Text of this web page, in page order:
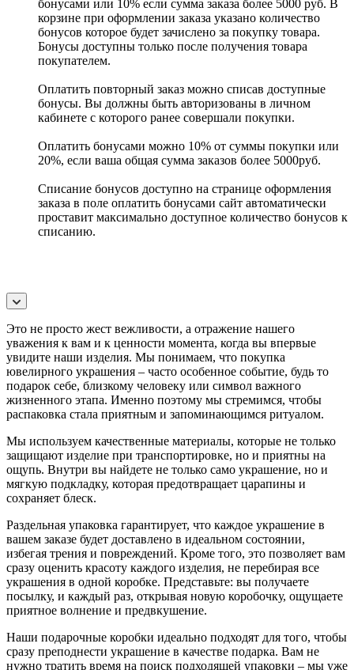
бонусами или 10% если сумма заказа более 5000 руб. В
корзине при оформлении заказа указано количество
бонусов которое будет зачислено за покупку товара.
Бонусы доступны только после получения товара
покупателем.
Оплатить повторный заказ можно списав доступные
бонусы. Вы должны быть авторизованы в личном
кабинете с которого ранее совершали покупки.
Оплатить бонусами можно 10% от суммы покупки или
20%, если ваша общая сумма заказов более 5000руб.
Списание бонусов доступно на странице оформления
заказа в поле оплатить бонусами сайт автоматически
проставит максимально доступное количество бонусов к
списанию.
Это не просто жест вежливости, а отражение нашего
уважения к вам и к ценности момента, когда вы впервые
увидите наши изделия. Мы понимаем, что покупка
ювелирного украшения – часто особенное событие, будь то
подарок себе, близкому человеку или символ важного
жизненного этапа. Именно поэтому мы стремимся, чтобы
распаковка стала приятным и запоминающимся ритуалом.
Мы используем качественные материалы, которые не только
защищают изделие при транспортировке, но и приятны на
ощупь. Внутри вы найдете не только само украшение, но и
мягкую подкладку, которая предотвращает царапины и
сохраняет блеск.
Раздельная упаковка гарантирует, что каждое украшение в
вашем заказе будет доставлено в идеальном состоянии,
избегая трения и повреждений. Кроме того, это позволяет вам
сразу оценить красоту каждого изделия, не перебирая все
украшения в одной коробке. Представьте: вы получаете
посылку, и каждый раз, открывая новую коробочку, ощущаете
приятное волнение и предвкушение.
Наши подарочные коробки идеально подходят для того, чтобы
сразу преподнести украшение в качестве подарка. Вам не
нужно тратить время на поиск подходящей упаковки – мы уже